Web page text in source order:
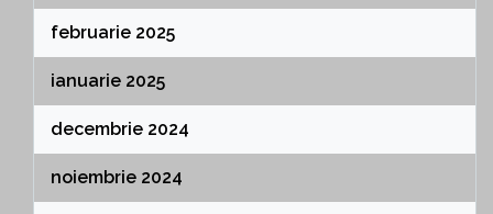
februarie 2025
ianuarie 2025
decembrie 2024
noiembrie 2024